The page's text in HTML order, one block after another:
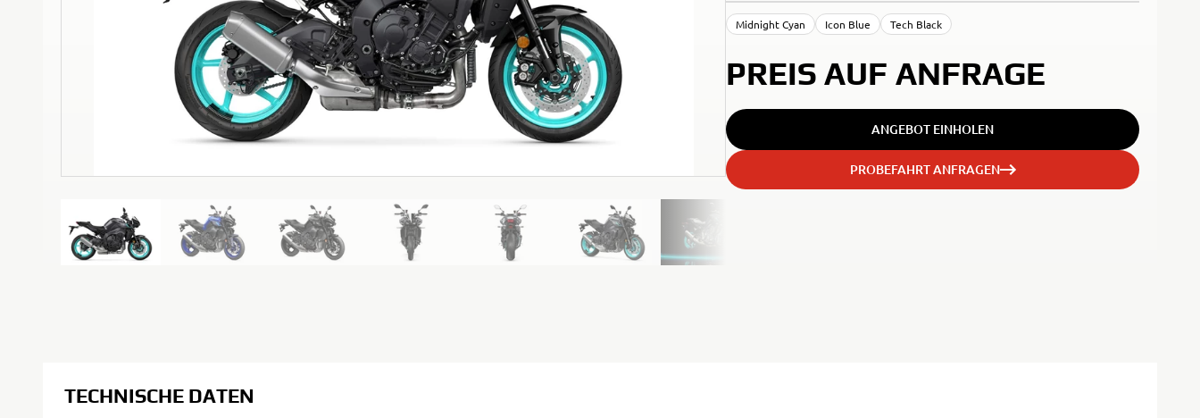
Midnight Cyan Icon Blue Tech Black
PREIS AUF ANFRAGE
ANGEBOT EINHOLEN
PROBEFAHRT ANFRAGEN
TECHNISCHE DATEN